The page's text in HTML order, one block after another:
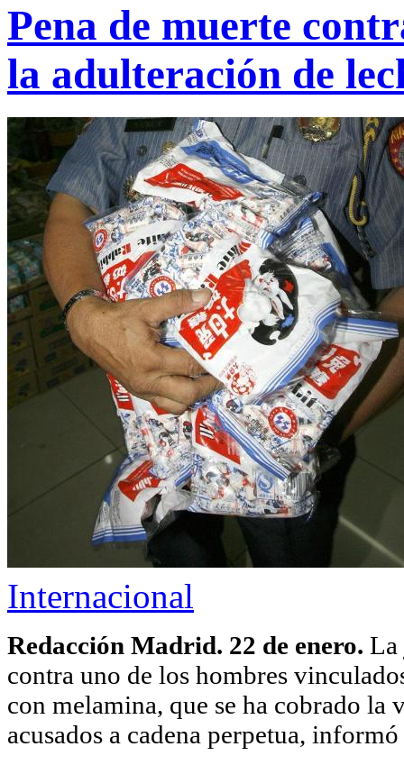
Pena de muerte
la adulteración de
Internacional
Redacción Madrid. 22 de enero. La
contra uno de los hombres
con melamina, que se ha cobrado la
acusados a cadena perpetua,